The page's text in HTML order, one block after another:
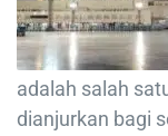
adalah salah
dianjurkan bagi